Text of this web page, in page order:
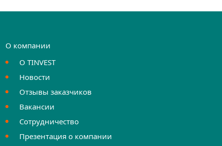
О компании
О TINVEST
Новости
Отзывы заказчиков
Вакансии
Сотрудничество
Презентация о компании